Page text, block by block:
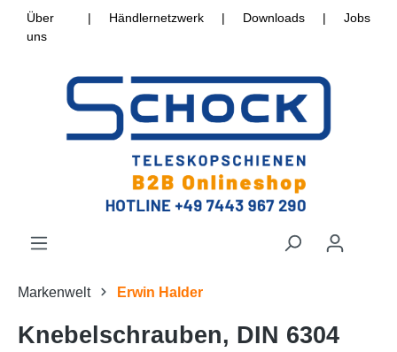
Über
uns
| Händlernetzwerk | Downloads | Jobs
Markenwelt Erwin Halder
Knebelschrauben, DIN 6304